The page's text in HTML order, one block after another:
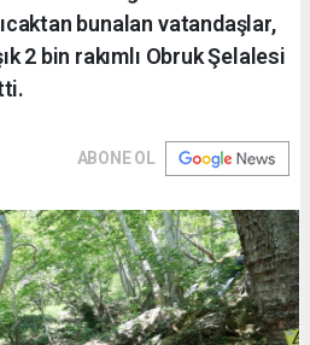
bunalan vatandaşlar,
2 bin rakımlı Obruk Şelalesi
ABONE OL